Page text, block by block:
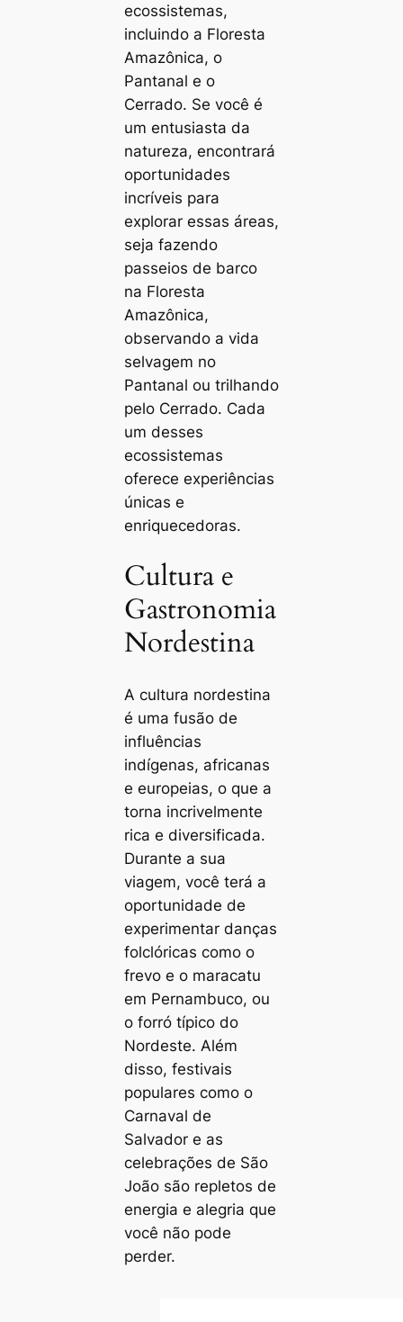
ecossistemas,
incluindo a Floresta
Amazônica, o
Pantanal e o
Cerrado. Se você é
um entusiasta da
natureza, encontrará
oportunidades
incríveis para
explorar essas áreas,
seja fazendo
passeios de barco
na Floresta
Amazônica,
observando a vida
selvagem no
Pantanal ou trilhando
pelo Cerrado. Cada
um desses
ecossistemas
oferece experiências
únicas e
enriquecedoras.
Cultura e
Gastronomia
Nordestina
A cultura nordestina
é uma fusão de
influências
indígenas, africanas
e europeias, o que a
torna incrivelmente
rica e diversificada.
Durante a sua
viagem, você terá a
oportunidade de
experimentar danças
folclóricas como o
frevo e o maracatu
em Pernambuco, ou
o forró típico do
Nordeste. Além
disso, festivais
populares como o
Carnaval de
Salvador e as
celebrações de São
João são repletos de
energia e alegria que
você não pode
perder.